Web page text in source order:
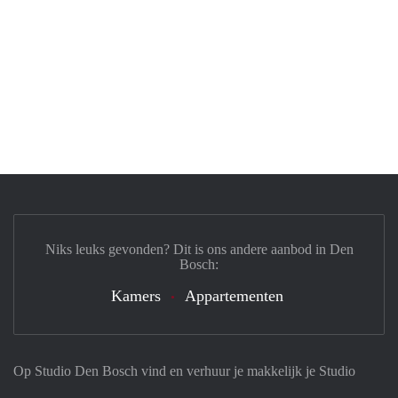
Op Studio Den Bosch vind en verhuur je makkelijk je Studio
Niks leuks gevonden? Dit is ons andere aanbod in Den
Bosch:
Kamers Appartementen